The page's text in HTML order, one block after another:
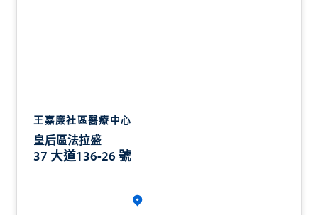
王嘉廉社區醫療中心
皇后區法拉盛
37 大道136-26 號